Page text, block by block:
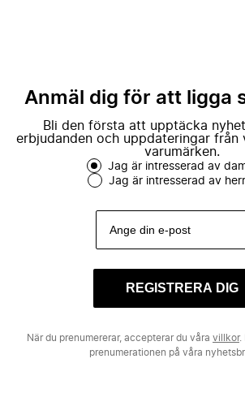
Anmäl dig för att ligga
Bli den första att upptäcka
erbjudanden och uppdateringar från
varumärken.
Jag är intresserad av
Jag är intresserad av
REGISTRERA DIG
När du prenumererar, accepterar du våra villkor.
prenumerationen på våra